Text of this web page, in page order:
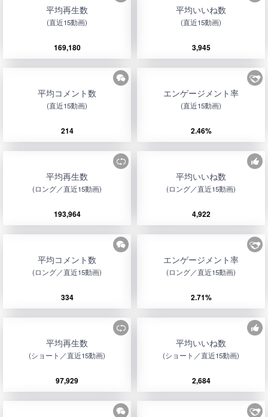
平均再生数
(直近15動画)
169,180
平均いいね数
(直近15動画)
3,945
平均コメント数
(直近15動画)
214
エンゲージメント率
(直近15動画)
2.46%
平均再生数
(ロング／直近15動画)
193,964
平均いいね数
(ロング／直近15動画)
4,922
平均コメント数
(ロング／直近15動画)
334
エンゲージメント率
(ロング／直近15動画)
2.71%
平均再生数
(ショート／直近15動画)
97,929
平均いいね数
(ショート／直近15動画)
2,684